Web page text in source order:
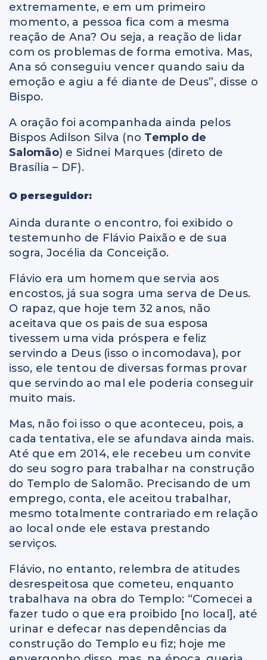
extremamente, e em um primeiro
momento, a pessoa fica com a mesma
reação de Ana? Ou seja, a reação de lidar
com os problemas de forma emotiva. Mas,
Ana só conseguiu vencer quando saiu da
emoção e agiu a fé diante de Deus”, disse o
Bispo.
A oração foi acompanhada ainda pelos
Bispos Adilson Silva (no Templo de
Salomão) e Sidnei Marques (direto de
Brasília – DF).
O perseguidor:
Ainda durante o encontro, foi exibido o
testemunho de Flávio Paixão e de sua
sogra, Jocélia da Conceição.
Flávio era um homem que servia aos
encostos, já sua sogra uma serva de Deus.
O rapaz, que hoje tem 32 anos, não
aceitava que os pais de sua esposa
tivessem uma vida próspera e feliz
servindo a Deus (isso o incomodava), por
isso, ele tentou de diversas formas provar
que servindo ao mal ele poderia conseguir
muito mais.
Mas, não foi isso o que aconteceu, pois, a
cada tentativa, ele se afundava ainda mais.
Até que em 2014, ele recebeu um convite
do seu sogro para trabalhar na construção
do Templo de Salomão. Precisando de um
emprego, conta, ele aceitou trabalhar,
mesmo totalmente contrariado em relação
ao local onde ele estava prestando
serviços.
Flávio, no entanto, relembra de atitudes
desrespeitosa que cometeu, enquanto
trabalhava na obra do Templo: “Comecei a
fazer tudo o que era proibido [no local], até
urinar e defecar nas dependências da
construção do Templo eu fiz; hoje me